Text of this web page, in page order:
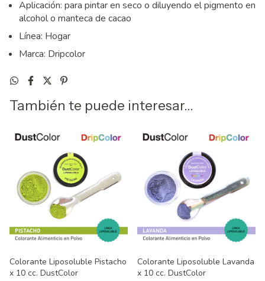
Aplicación: para pintar en seco o diluyendo el pigmento en
alcohol o manteca de cacao
Línea: Hogar
Marca: Dripcolor
También te puede interesar...
Colorante Liposoluble Pistacho
x 10 cc. DustColor
Colorante Liposoluble Lavanda
x 10 cc. DustColor